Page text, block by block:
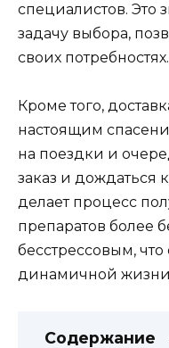
специалистов. Это
задачу выбора,
своих потребностях.
Кроме того,
настоящим
на поездки и
заказ и дождаться
делает процесс
препаратов более
бесстрессовым,
динамичной
Содержание